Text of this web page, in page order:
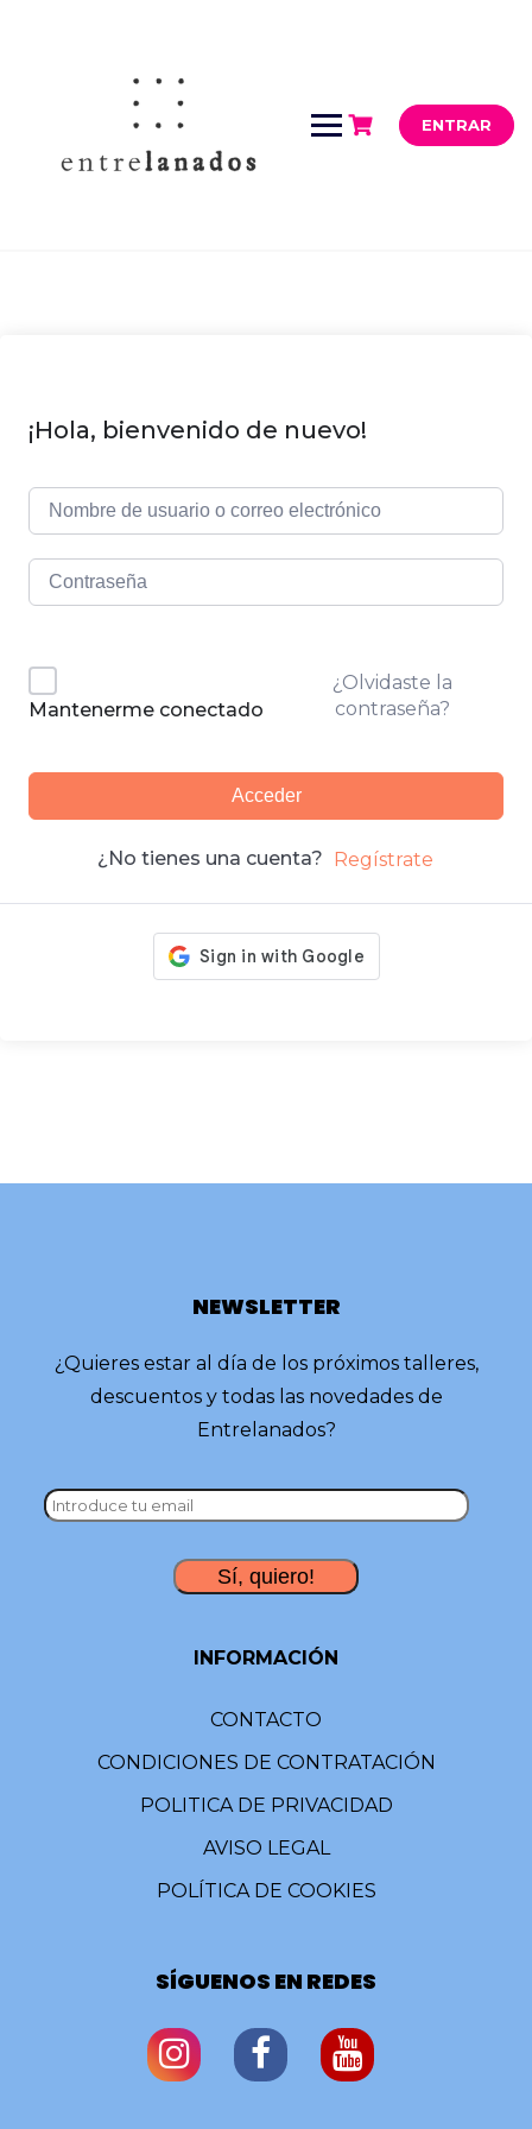
ENTRAR
¡Hola, bienvenido de nuevo!
Mantenerme conectado
¿Olvidaste la
contraseña?
Acceder
¿No tienes una cuenta? Regístrate
NEWSLETTER
¿Quieres estar al día de los próximos talleres,
descuentos y todas las novedades de
Entrelanados?
INFORMACIÓN
CONTACTO
CONDICIONES DE CONTRATACIÓN
POLITICA DE PRIVACIDAD
AVISO LEGAL
POLÍTICA DE COOKIES
SÍGUENOS EN REDES